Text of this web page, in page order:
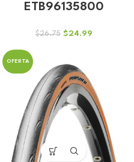
ETB96135800
$26.75 El
era:
$26.75.
$24.99El
OFERTA